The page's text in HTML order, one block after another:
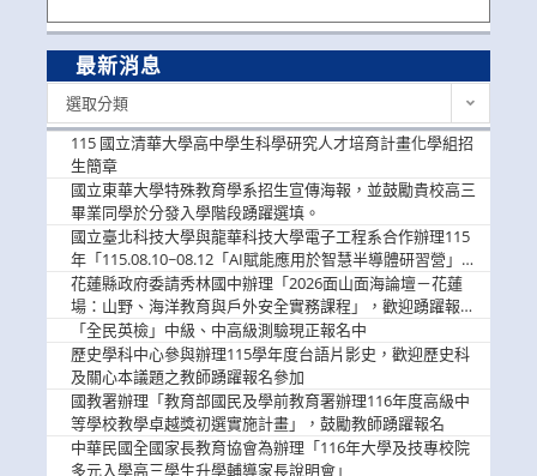
最新消息
選取分類
115 國立清華大學高中學生科學研究人才培育計畫化學組招
生簡章
國立東華大學特殊教育學系招生宣傳海報，並鼓勵貴校高三
畢業同學於分發入學階段踴躍選填。
國立臺北科技大學與龍華科技大學電子工程系合作辦理115
年「115.08.10~08.12「AI賦能應用於智慧半導體研習營」，
歡迎學生踴躍報名參加
花蓮縣政府委請秀林國中辦理「2026面山面海論壇－花蓮
場：山野、海洋教育與戶外安全實務課程」，歡迎踴躍報名
參加
「全民英檢」中級、中高級測驗現正報名中
歷史學科中心參與辦理115學年度台語片影史，歡迎歷史科
及關心本議題之教師踴躍報名參加
國教署辦理「教育部國民及學前教育署辦理116年度高級中
等學校教學卓越獎初選實施計畫」，鼓勵教師踴躍報名
中華民國全國家長教育協會為辦理「116年大學及技專校院
多元入學高三學生升學輔導家長說明會」